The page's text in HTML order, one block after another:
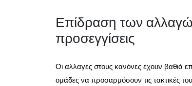
Επίδραση των
προσεγγίσεις
Οι αλλαγές στους κανόνες έχουν βαθιά
ομάδες να προσαρμόσουν τις τακτικές